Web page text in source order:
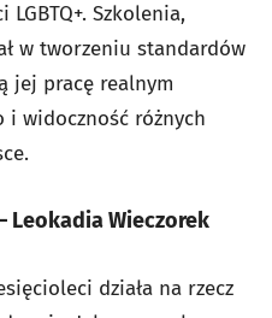
LGBTQ+. Szkolenia,
w tworzeniu standardów
jej pracę realnym
i widoczność różnych
Leokadia Wieczorek
działa na rzecz